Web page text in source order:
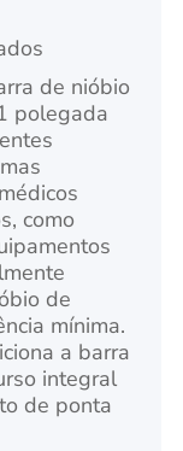
de nióbio
polegada
como
de
mínima.
a barra
integral
de ponta